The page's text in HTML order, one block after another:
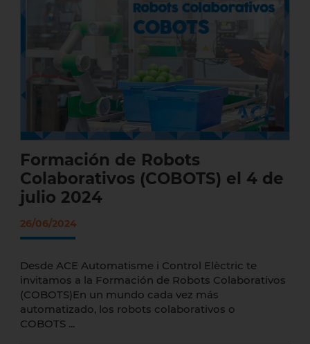
Formación de Robots Colaborativos
(COBOTS) el 4 de julio 2024
Formación de Robots
Colaborativos (COBOTS) el 4 de
julio 2024
26/06/2024
Desde ACE Automatisme i Control Elèctric te
invitamos a la Formación de Robots Colaborativos
(COBOTS)En un mundo cada vez más
automatizado, los robots colaborativos o
COBOTS ...